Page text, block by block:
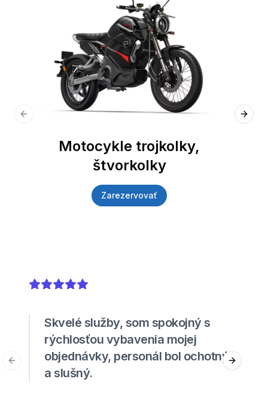
Motocykle trojkolky,
štvorkolky
Zarezervovať
Previous slide Next
5out of 5 stars
Skvelé služby, som spokojný s
rýchlosťou vybavenia mojej
objednávky, personál bol ochotný
a slušný.
Previous slide Next